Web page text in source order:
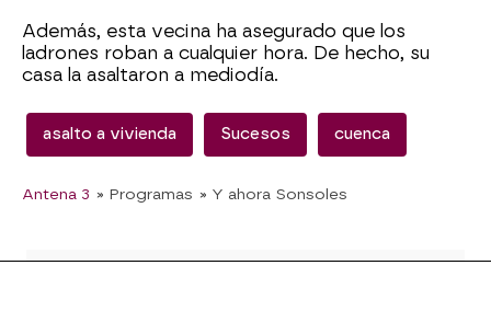
Además, esta vecina ha asegurado que los
ladrones roban a cualquier hora. De hecho, su
casa la asaltaron a mediodía.
asalto a vivienda Sucesos cuenca
Antena 3 » Programas » Y ahora Sonsoles